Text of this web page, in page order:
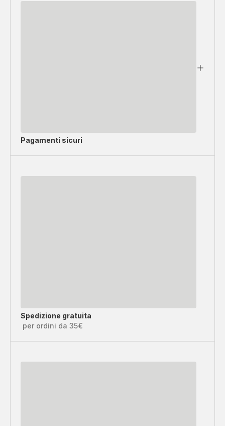
Pagamenti sicuri
Spedizione gratuita
per ordini da 35€